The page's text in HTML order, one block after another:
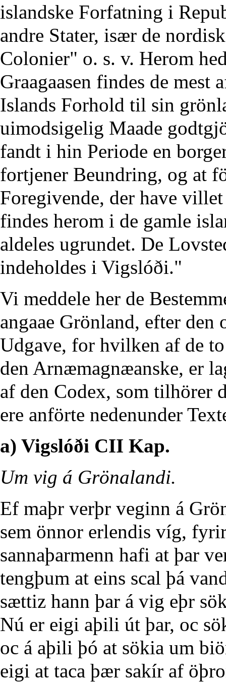
islandske Forfatning i
andre Stater, især de
Colonier" o. s. v. Herom
Graagaasen findes de mest
Islands Forhold til sin
uimodsigelig Maade
fandt i hin Periode en
fortjener Beundring, og at
Foregivende, der have
findes herom i de gamle
aldeles ugrundet. De
indeholdes i Vigslóði."
Vi meddele her de
angaae Grönland, efter den
Udgave, for hvilken af de
den Arnæmagnæanske, er
af den Codex, som tilhörer
ere anförte nedenunder
a) Vigslóði CII Kap.
Um vig á Grönalandi.
Ef maþr verþr veginn á
sem önnor erlendis víg,
sannaþarmenn hafi at þar
tengþum at eins scal þá
sættiz hann þar á vig eþr
Nú er eigi aþili út þar, oc
oc á aþili þó at sökia um
eigi at taca þær sakír af